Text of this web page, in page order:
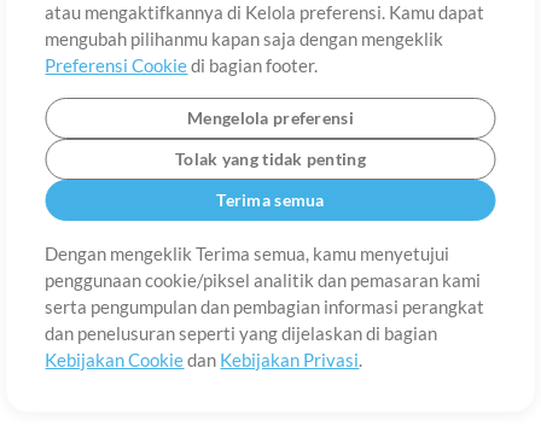
atau mengaktifkannya di Kelola preferensi. Kamu dapat
mengubah pilihanmu kapan saja dengan mengeklik
Preferensi Cookiedi bagian footer.
Mengelola preferensi
Tolak yang tidak penting
Terima semua
Dengan mengeklik Terima semua, kamu menyetujui
penggunaan cookie/piksel analitik dan pemasaran kami
serta pengumpulan dan pembagian informasi perangkat
dan penelusuran seperti yang dijelaskan di bagian
Kebijakan Cookiedan Kebijakan Privasi.